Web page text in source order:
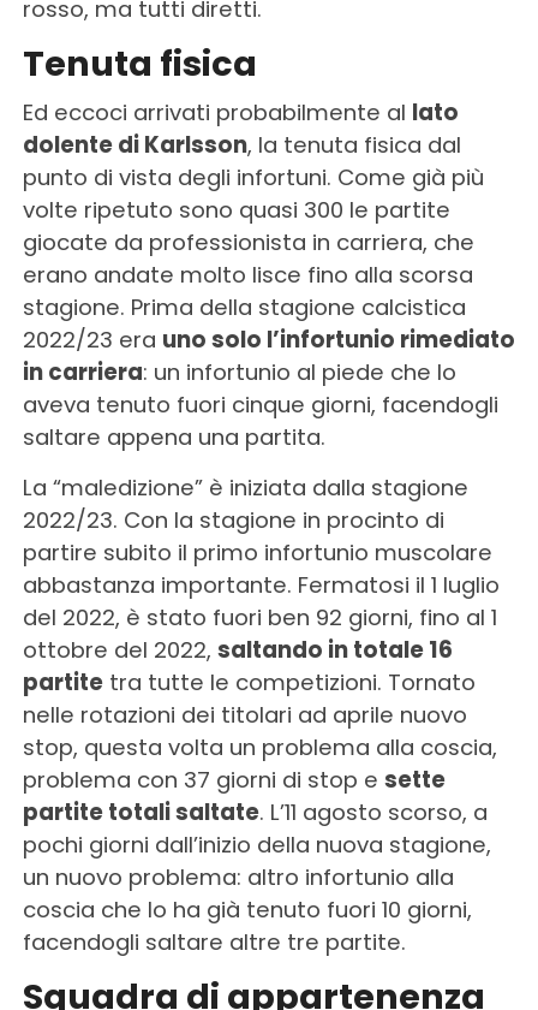
rosso, ma tutti diretti.
Tenuta fisica
Ed eccoci arrivati probabilmente al lato
dolente di Karlsson, la tenuta fisica dal
punto di vista degli infortuni. Come già più
volte ripetuto sono quasi 300 le partite
giocate da professionista in carriera, che
erano andate molto lisce fino alla scorsa
stagione. Prima della stagione calcistica
2022/23 era uno solo l’infortunio rimediato
in carriera: un infortunio al piede che lo
aveva tenuto fuori cinque giorni, facendogli
saltare appena una partita.
La “maledizione” è iniziata dalla stagione
2022/23. Con la stagione in procinto di
partire subito il primo infortunio muscolare
abbastanza importante. Fermatosi il 1 luglio
del 2022, è stato fuori ben 92 giorni, fino al 1
ottobre del 2022, saltando in totale 16
partitetra tutte le competizioni. Tornato
nelle rotazioni dei titolari ad aprile nuovo
stop, questa volta un problema alla coscia,
problema con 37 giorni di stop e sette
partite totali saltate. L’11 agosto scorso, a
pochi giorni dall’inizio della nuova stagione,
un nuovo problema: altro infortunio alla
coscia che lo ha già tenuto fuori 10 giorni,
facendogli saltare altre tre partite.
Squadra di appartenenza